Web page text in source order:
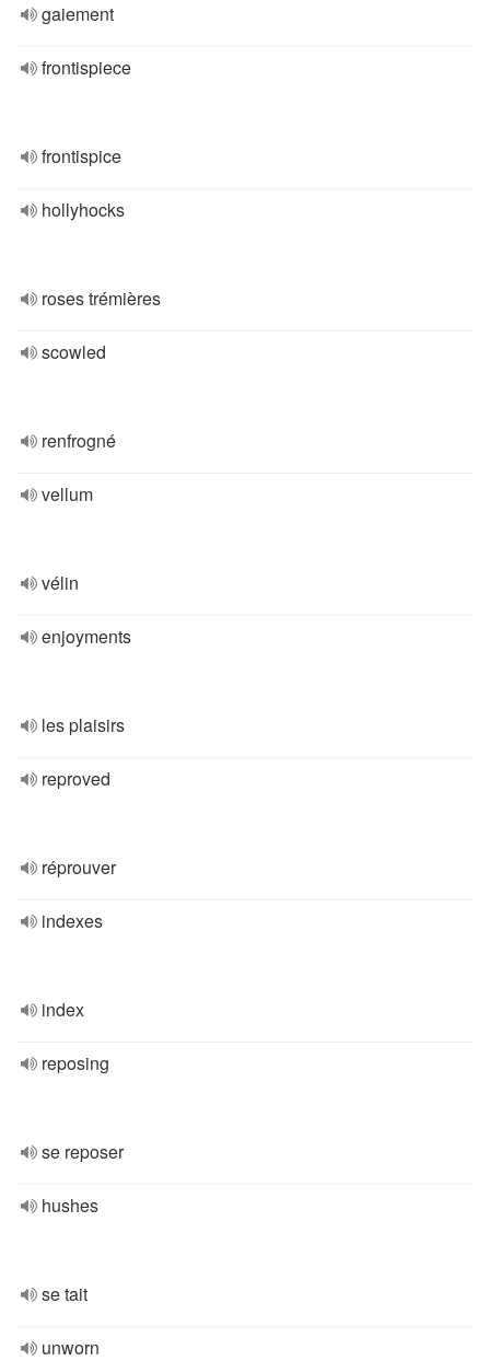
gaiement
frontispiece
frontispice
hollyhocks
roses trémières
scowled
renfrogné
vellum
vélin
enjoyments
les plaisirs
reproved
réprouver
indexes
index
reposing
se reposer
hushes
se tait
unworn